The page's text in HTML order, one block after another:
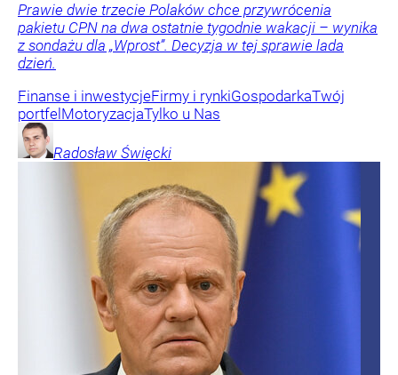
Prawie dwie trzecie Polaków chce przywrócenia
pakietu CPN na dwa ostatnie tygodnie wakacji – wynika
z sondażu dla „Wprost”. Decyzja w tej sprawie lada
dzień.
Finanse i inwestycjeFirmy i rynkiGospodarkaTwój
portfel MotoryzacjaTylko u Nas
Radosław Święcki